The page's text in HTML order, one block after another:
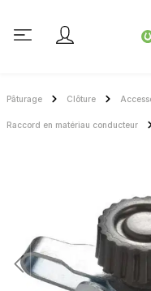
Pâturage Clôture
Raccord en matériau conducteur